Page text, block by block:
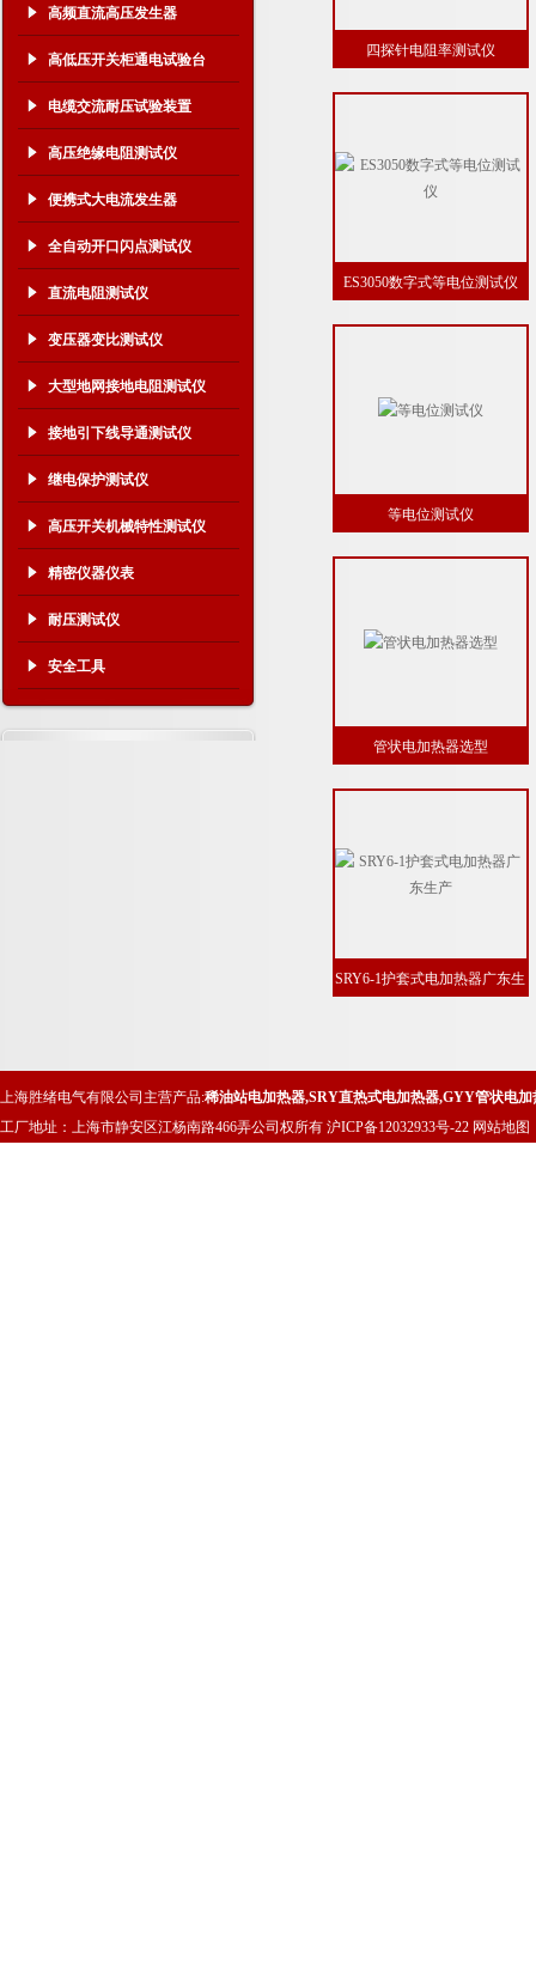
高频直流高压发生器
高低压开关柜通电试验台
电缆交流耐压试验装置
高压绝缘电阻测试仪
便携式大电流发生器
全自动开口闪点测试仪
直流电阻测试仪
变压器变比测试仪
大型地网接地电阻测试仪
接地引下线导通测试仪
继电保护测试仪
高压开关机械特性测试仪
精密仪器仪表
耐压测试仪
安全工具
四探针电阻率测试仪
ES3050数字式等电位测试仪
等电位测试仪
管状电加热器选型
SRY6-1护套式电加热器广东生
上海胜绪电气有限公司主营产品:稀油站电加热器,SRY直热式电加热器,GYY管状电加
工厂地址：上海市静安区江杨南路466弄公司权所有 沪ICP备12032933号-22 网站地图